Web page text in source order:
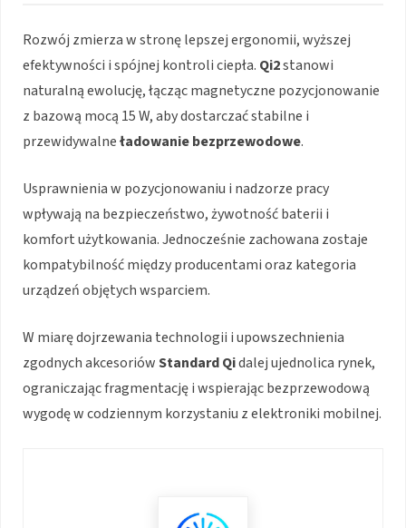
Rozwój zmierza w stronę lepszej ergonomii, wyższej
efektywności i spójnej kontroli ciepła. Qi2stanowi
naturalną ewolucję, łącząc magnetyczne pozycjonowanie
z bazową mocą 15 W, aby dostarczać stabilne i
przewidywalneładowanie bezprzewodowe.
Usprawnienia w pozycjonowaniu i nadzorze pracy
wpływają na bezpieczeństwo, żywotność baterii i
komfort użytkowania. Jednocześnie zachowana zostaje
kompatybilność między producentami oraz kategoria
urządzeń objętych wsparciem.
W miarę dojrzewania technologii i upowszechnienia
zgodnych akcesoriówStandard Qidalej ujednolica rynek,
ograniczając fragmentację i wspierając bezprzewodową
wygodę w codziennym korzystaniu z elektroniki mobilnej.